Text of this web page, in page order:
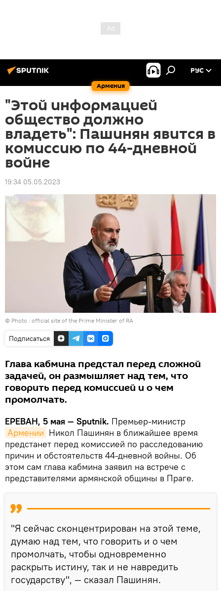
Армения
РУС
"Этой информацией
общество должно
владеть": Пашинян явится в
комиссию по 44-дневной
войне
19:34 05.05.2023
© Photo : official site of the Prime Minister of RA
Подписаться
Глава кабмина предстал перед сложной
задачей, он размышляет над тем, что
говорить перед комиссией и о чем
промолчать.
ЕРЕВАН, 5 мая — Sputnik. Премьер-министр
Армении Никол Пашинян в ближайшее время
предстанет перед комиссией по расследованию
причин и обстоятельств 44-дневной войны. Об
этом сам глава кабмина заявил на встрече с
представителями армянской общины в Праге.
"Я сейчас сконцентрирован на этой теме,
думаю над тем, что говорить и о чем
промолчать, чтобы одновременно
раскрыть истину, так и не навредить
государству", — сказал Пашинян.